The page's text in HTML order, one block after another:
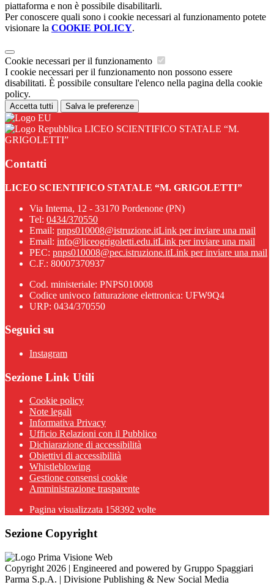
piattaforma e non è possibile disabilitarli.
Per conoscere quali sono i cookie necessari al funzionamento potete
visionare la COOKIE POLICY.
Cookie necessari per il funzionamento
I cookie necessari per il funzionamento non possono essere
disabilitati. È possibile consultare l'elenco nella pagina della cookie
policy.
Accetta tutti Salva le preferenze
LICEO SCIENTIFICO STATALE “M.
GRIGOLETTI”
Contatti
LICEO SCIENTIFICO STATALE “M. GRIGOLETTI”
Via Interna, 12 - 33170 Pordenone (PN)
Tel: 0434/370550
Email: pnps010008@istruzione.itLink per inviare una mail
Email: info@liceogrigoletti.edu.itLink per inviare una mail
PEC: pnps010008@pec.istruzione.itLink per inviare una mail
C.F.: 80007370937
Cod. ministeriale: PNPS010008
Codice univoco fatturazione elettronica: UFW9Q4
URP: 0434/370550
Seguici su
Instagram
Sezione Link Utili
Cookie policy
Note legali
Informativa Privacy
Ufficio Relazioni con il Pubblico
Dichiarazione di accessibilità
Obiettivi di accessibilità
Whistleblowing
Gestione consensi cookie
Amministrazione trasparente
Pagina visualizzata 158392 volte
Sezione Copyright
Copyright 2026 | Engineered and powered by Gruppo Spaggiari
Parma S.p.A. | Divisione Publishing & New Social Media